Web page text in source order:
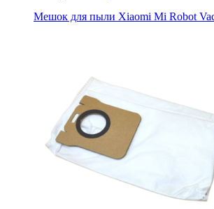
Мешок для пыли Xiaomi Mi Robot